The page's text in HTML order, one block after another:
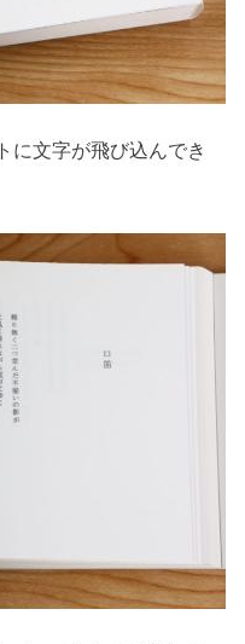
に文字が飛び込んでき